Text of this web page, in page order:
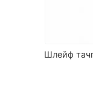
Шлейф